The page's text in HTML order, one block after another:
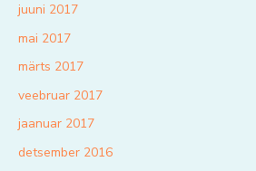
juuni 2017
mai 2017
märts 2017
veebruar 2017
jaanuar 2017
detsember 2016